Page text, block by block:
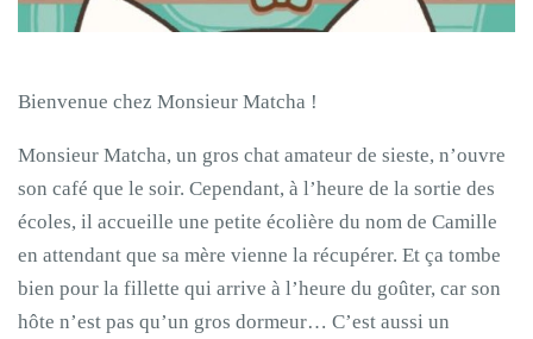
Bienvenue chez Monsieur Matcha !
Monsieur Matcha, un gros chat amateur de sieste, n’ouvre
son café que le soir. Cependant, à l’heure de la sortie des
écoles, il accueille une petite écolière du nom de Camille
en attendant que sa mère vienne la récupérer. Et ça tombe
bien pour la fillette qui arrive à l’heure du goûter, car son
hôte n’est pas qu’un gros dormeur… C’est aussi un